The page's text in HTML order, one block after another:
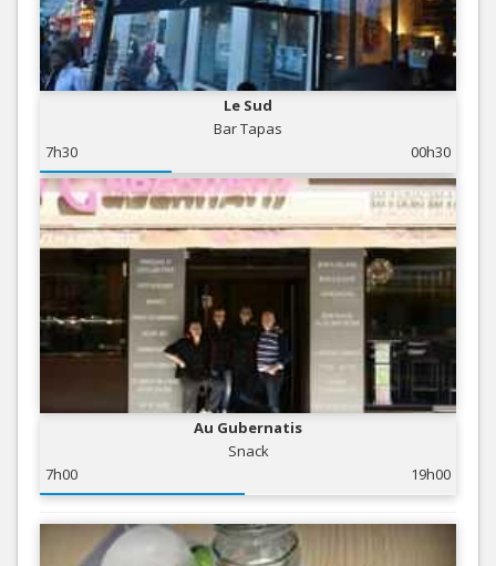
Le Sud
Bar Tapas
7h30
00h30
Au Gubernatis
Snack
7h00
19h00